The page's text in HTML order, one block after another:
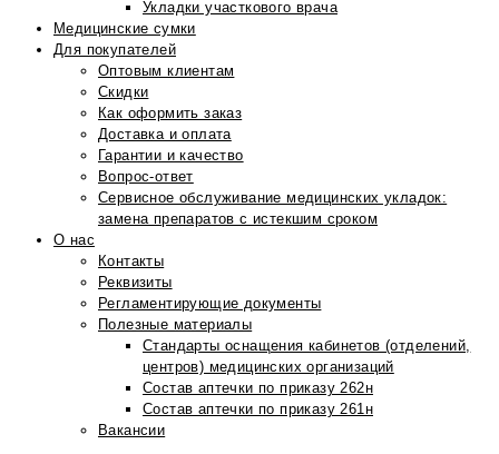
Укладки участкового врача
Медицинские сумки
Для покупателей
Оптовым клиентам
Скидки
Как оформить заказ
Доставка и оплата
Гарантии и качество
Вопрос-ответ
Сервисное обслуживание медицинских укладок:
замена препаратов с истекшим сроком
О нас
Контакты
Реквизиты
Регламентирующие документы
Полезные материалы
Стандарты оснащения кабинетов (отделений,
центров) медицинских организаций
Состав аптечки по приказу 262н
Состав аптечки по приказу 261н
Вакансии